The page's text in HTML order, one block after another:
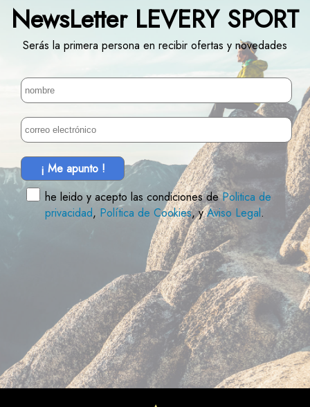
NewsLetter LEVERY SPORT
Serás la primera persona en recibir ofertas y novedades
¡ Me apunto !
he leido y acepto las condiciones dePolitica de
privacidad, Política de Cookies, yAviso Legal.